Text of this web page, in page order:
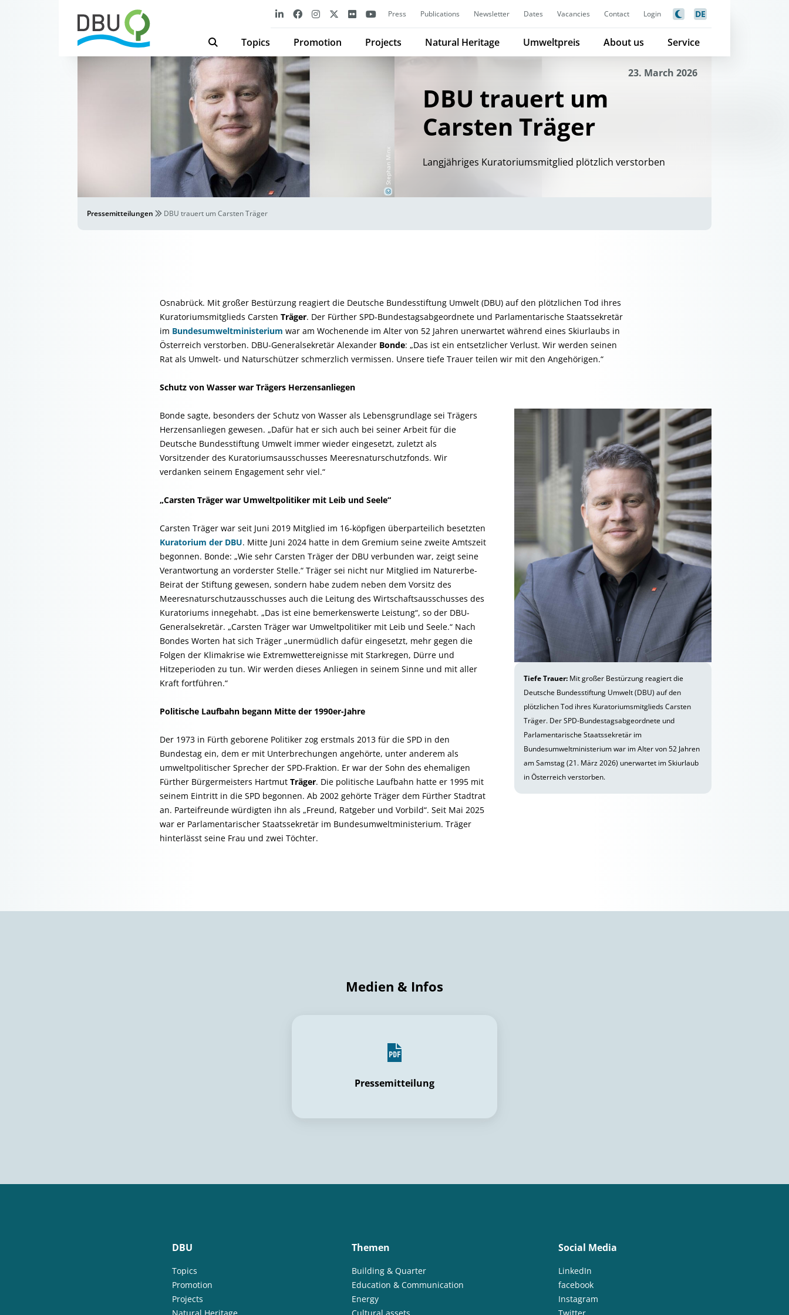
Press Publications Newsletter Dates Vacancies Contact Login DE
Topics Promotion Projects Natural Heritage Umweltpreis About us Service
©
Stephan Minx
23. March 2026
DBU trauert um
Carsten Träger
Langjähriges Kuratoriumsmitglied plötzlich verstorben
Pressemitteilungen DBU trauert um Carsten Träger
Osnabrück. Mit großer Bestürzung reagiert die Deutsche Bundesstiftung Umwelt (DBU) auf den plötzlichen Tod ihres
Kuratoriumsmitglieds Carsten Träger. Der Fürther SPD-Bundestagsabgeordnete und Parlamentarische Staatssekretär
im Bundesumweltministerium war am Wochenende im Alter von 52 Jahren unerwartet während eines Skiurlaubs in
Österreich verstorben. DBU-Generalsekretär Alexander Bonde: „Das ist ein entsetzlicher Verlust. Wir werden seinen
Rat als Umwelt- und Naturschützer schmerzlich vermissen. Unsere tiefe Trauer teilen wir mit den Angehörigen.“
Tiefe Trauer: Mit großer Bestürzung reagiert die
Deutsche Bundesstiftung Umwelt (DBU) auf den
plötzlichen Tod ihres Kuratoriumsmitglieds Carsten
Träger. Der SPD-Bundestagsabgeordnete und
Parlamentarische Staatssekretär im
Bundesumweltministerium war im Alter von 52 Jahren
am Samstag (21. März 2026) unerwartet im Skiurlaub
in Österreich verstorben.
Schutz von Wasser war Trägers Herzensanliegen
Bonde sagte, besonders der Schutz von Wasser als Lebensgrundlage sei Trägers
Herzensanliegen gewesen. „Dafür hat er sich auch bei seiner Arbeit für die
Deutsche Bundesstiftung Umwelt immer wieder eingesetzt, zuletzt als
Vorsitzender des Kuratoriumsausschusses Meeresnaturschutzfonds. Wir
verdanken seinem Engagement sehr viel.“
„Carsten Träger war Umweltpolitiker mit Leib und Seele“
Carsten Träger war seit Juni 2019 Mitglied im 16-köpfigen überparteilich besetzten
Kuratorium der DBU. Mitte Juni 2024 hatte in dem Gremium seine zweite Amtszeit
begonnen. Bonde: „Wie sehr Carsten Träger der DBU verbunden war, zeigt seine
Verantwortung an vorderster Stelle.“ Träger sei nicht nur Mitglied im Naturerbe-
Beirat der Stiftung gewesen, sondern habe zudem neben dem Vorsitz des
Meeresnaturschutzausschusses auch die Leitung des Wirtschaftsausschusses des
Kuratoriums innegehabt. „Das ist eine bemerkenswerte Leistung“, so der DBU-
Generalsekretär. „Carsten Träger war Umweltpolitiker mit Leib und Seele.“ Nach
Bondes Worten hat sich Träger „unermüdlich dafür eingesetzt, mehr gegen die
Folgen der Klimakrise wie Extremwettereignisse mit Starkregen, Dürre und
Hitzeperioden zu tun. Wir werden dieses Anliegen in seinem Sinne und mit aller
Kraft fortführen.“
Politische Laufbahn begann Mitte der 1990er-Jahre
Der 1973 in Fürth geborene Politiker zog erstmals 2013 für die SPD in den
Bundestag ein, dem er mit Unterbrechungen angehörte, unter anderem als
umweltpolitischer Sprecher der SPD-Fraktion. Er war der Sohn des ehemaligen
Fürther Bürgermeisters Hartmut Träger. Die politische Laufbahn hatte er 1995 mit
seinem Eintritt in die SPD begonnen. Ab 2002 gehörte Träger dem Fürther Stadtrat
an. Parteifreunde würdigten ihn als „Freund, Ratgeber und Vorbild“. Seit Mai 2025
war er Parlamentarischer Staatssekretär im Bundesumweltministerium. Träger
hinterlässt seine Frau und zwei Töchter.
Medien & Infos
Pressemitteilung
DBU
Topics
Promotion
Projects
Themen
Building & Quarter
Education & Communication
Energy
Social Media
LinkedIn
facebook
Instagram